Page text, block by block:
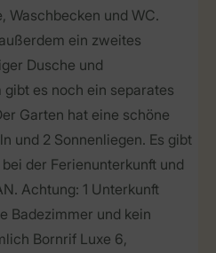
Waschbecken und WC.
ein zweites
Dusche und
es noch ein separates
Garten hat eine schöne
und 2 Sonnenliegen. Es gibt
der Ferienunterkunft und
Achtung: 1 Unterkunft
Badezimmer und kein
Bornrif Luxe 6,